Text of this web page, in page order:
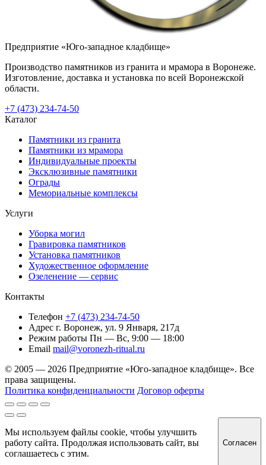
Предприятие «Юго-западное кладбище»
Производство памятников из гранита и мрамора в Воронеже.
Изготовление, доставка и установка по всей Воронежской
области.
+7 (473) 234-74-50
Каталог
Памятники из гранита
Памятники из мрамора
Индивидуальные проекты
Эксклюзивные памятники
Ограды
Мемориальные комплексы
Услуги
Уборка могил
Гравировка памятников
Установка памятников
Художественное оформление
Озеленение — сервис
Контакты
Телефон +7 (473) 234-74-50
Адрес г. Воронеж, ул. 9 Января, 217д
Режим работы Пн — Вс, 9:00 — 18:00
Email mail@voronezh-ritual.ru
© 2005 — 2026 Предприятие «Юго-западное кладбище». Все
права защищены.
Политика конфиденциальности Договор оферты
Мы используем файлы cookie, чтобы улучшить
работу сайта. Продолжая использовать сайт, вы
соглашаетесь с этим.
Согласен